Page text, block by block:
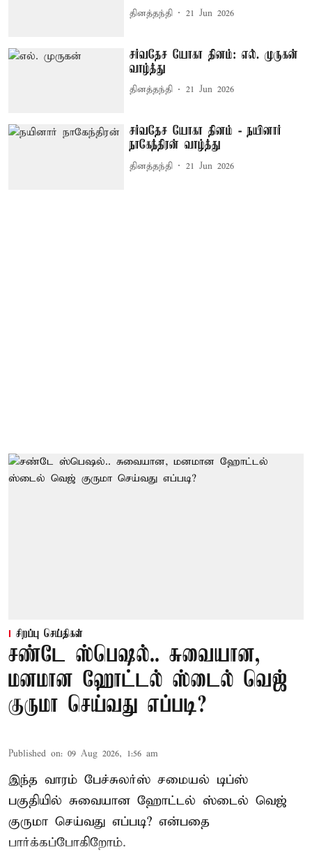
தினத்தந்தி 21 Jun 2026
சர்வதேச யோகா தினம்: எல். முருகன்
வாழ்த்து
தினத்தந்தி 21 Jun 2026
சர்வதேச யோகா தினம் - நயினார்
நாகேந்திரன் வாழ்த்து
தினத்தந்தி 21 Jun 2026
சிறப்பு செய்திகள்
சண்டே ஸ்பெஷல்.. சுவையான,
மனமான ஹோட்டல் ஸ்டைல் வெஜ்
குருமா செய்வது எப்படி?
Published on: 09 Aug 2026, 1:56 am
இந்த வாரம் பேச்சுலர்ஸ் சமையல் டிப்ஸ்
பகுதியில் சுவையான ஹோட்டல் ஸ்டைல் வெஜ்
குருமா செய்வது எப்படி? என்பதை
பார்க்கப்போகிறோம்.